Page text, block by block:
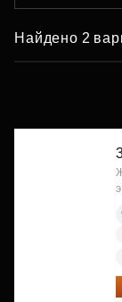
Найдено 2